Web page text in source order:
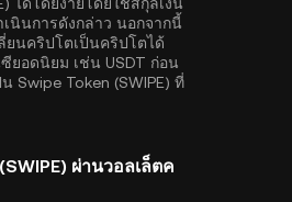
นินการดังกล่าว นอกจากนี้
ยนคริปโตเป็นคริปโตได้
ยอดนิยม เช่น USDT ก่อน
Swipe Token (SWIPE) ที่
ผ่านวอลเล็ตค